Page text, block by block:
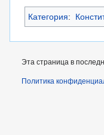
Категория:
Эта страница в
Политика